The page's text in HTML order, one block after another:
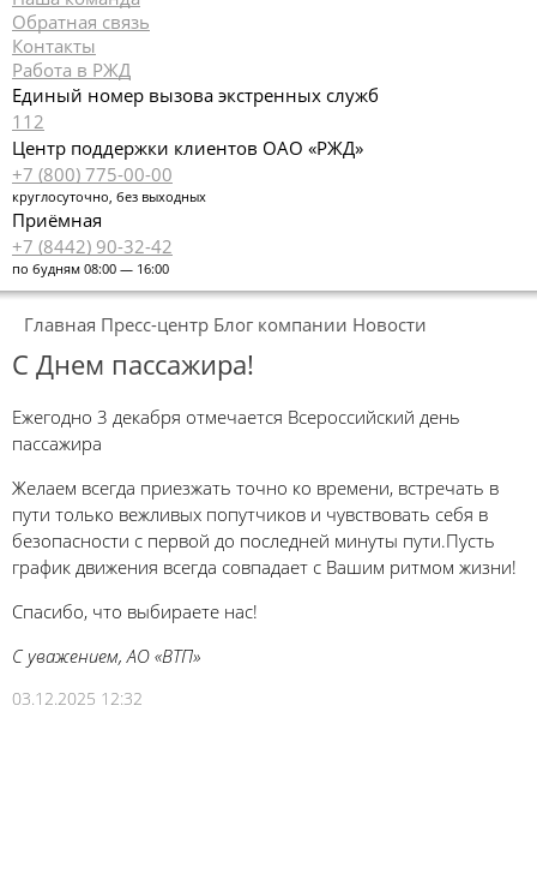
Обратная связь
Контакты
Работа в РЖД
Единый номер вызова экстренных служб
112
Центр поддержки клиентов ОАО «РЖД»
+7 (800) 775-00-00
круглосуточно, без выходных
Приёмная
+7 (8442) 90-32-42
по будням 08:00 — 16:00
Главная Пресс-центр Блог компании Новости
С Днем пассажира!
Ежегодно 3 декабря отмечается Всероссийский день
пассажира
Желаем всегда приезжать точно ко времени, встречать в
пути только вежливых попутчиков и чувствовать себя в
безопасности с первой до последней минуты пути.Пусть
график движения всегда совпадает с Вашим ритмом жизни!
Спасибо, что выбираете нас!
С уважением, АО «ВТП»
03.12.2025 12:32